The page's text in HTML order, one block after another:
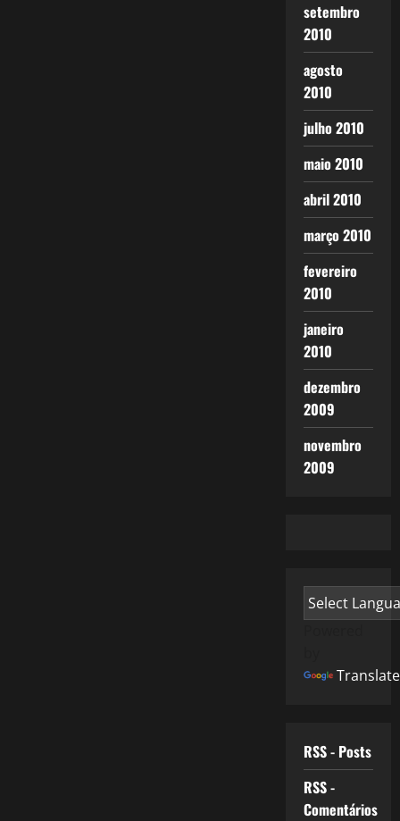
setembro
2010
agosto
2010
julho 2010
maio 2010
abril 2010
março 2010
fevereiro
2010
janeiro
2010
dezembro
2009
novembro
2009
Translate
RSS - Posts
RSS -
Comentários